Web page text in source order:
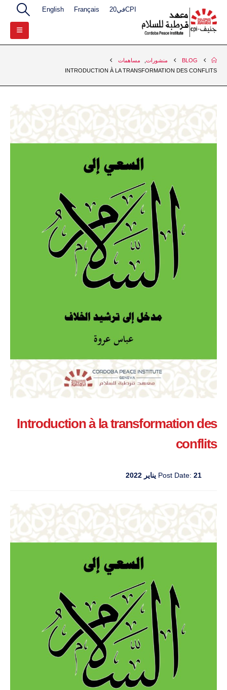
CPIفي20 Français
English
BLOG منشورات
مساهمات
INTRODUCTION À LA TRANSFORMATION DES CONFLITS
Introduction à la transformation des
conflits
Post Date: 21 يناير 2022